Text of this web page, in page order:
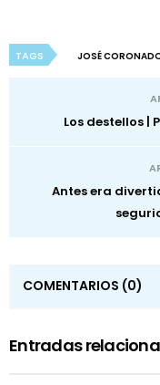
TAGS JOSÉ
Los destellos |
Antes era
COMENTARIOS (0)
Entradas